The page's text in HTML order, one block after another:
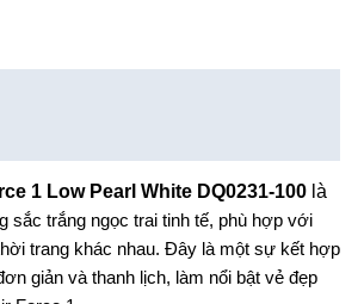
1 Low Pearl White DQ0231-100 là
sắc trắng ngọc trai tinh tế, phù hợp với
trang khác nhau. Đây là một sự kết hợp
giản và thanh lịch, làm nổi bật vẻ đẹp